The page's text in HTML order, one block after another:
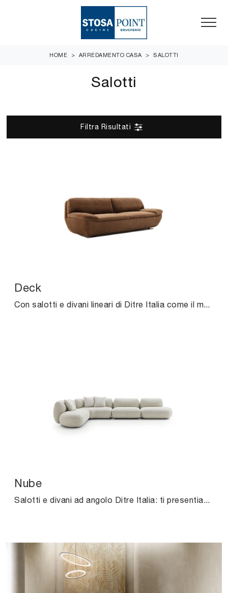
HOME > ARREDAMENTO CASA > SALOTTI
Salotti
Filtra Risultati
Deck
Con salotti e divani lineari di Ditre Italia come il modello Deck in tessuto, potrai ultimare il tuo progetto d'arredo.
Nube
Salotti e divani ad angolo Ditre Italia: ti presentiamo il modello Nube in tessuto per completare la zona giorno.